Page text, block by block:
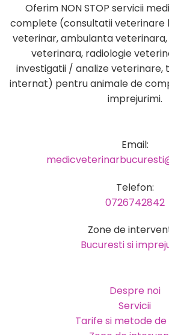
Oferim NON STOP servicii
complete (consultatii veterinare
veterinar, ambulanta
veterinara, radiologie
investigatii / analize veterinare,
internat) pentru animale de
imprejurimi.
Email:
Telefon:
0726742842
Zone de
Bucuresti si
Despre noi
Servicii
Tarife si metode